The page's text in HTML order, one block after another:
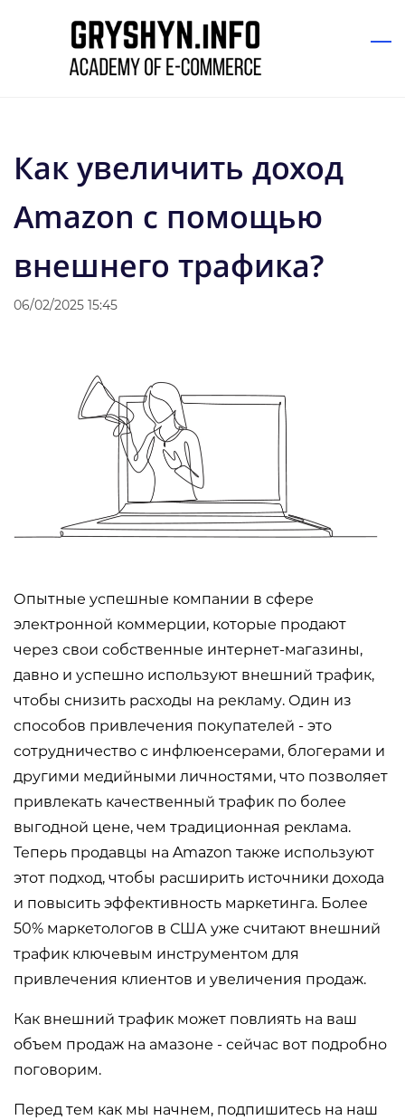
Как увеличить доход
Amazon с помощью
внешнего трафика?
06/02/2025 15:45
Опытные успешные компании в сфере
электронной коммерции, которые продают
через свои собственные интернет-магазины,
давно и успешно используют внешний трафик,
чтобы снизить расходы на рекламу. Один из
способов привлечения покупателей - это
сотрудничество с инфлюенсерами, блогерами и
другими медийными личностями, что позволяет
привлекать качественный трафик по более
выгодной цене, чем традиционная реклама.
Теперь продавцы на Amazon также используют
этот подход, чтобы расширить источники дохода
и повысить эффективность маркетинга. Более
50% маркетологов в США уже считают внешний
трафик ключевым инструментом для
привлечения клиентов и увеличения продаж.
Как внешний трафик может повлиять на ваш
объем продаж на амазоне - сейчас вот подробно
поговорим.
Перед тем как мы начнем, подпишитесь на наш